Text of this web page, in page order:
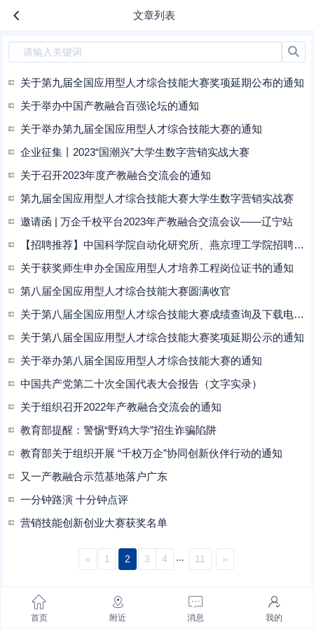
文章列表
关于第九届全国应用型人才综合技能大赛奖项延期公布的通知
关于举办中国产教融合百强论坛的通知
关于举办第九届全国应用型人才综合技能大赛的通知
企业征集丨2023“国潮兴”大学生数字营销实战大赛
关于召开2023年度产教融合交流会的通知
第九届全国应用型人才综合技能大赛大学生数字营销实战赛
邀请函 | 万企千校平台2023年产教融合交流会议——辽宁站
【招聘推荐】中国科学院自动化研究所、燕京理工学院招聘公告
关于获奖师生申办全国应用型人才培养工程岗位证书的通知
第八届全国应用型人才综合技能大赛圆满收官
关于第八届全国应用型人才综合技能大赛成绩查询及下载电子版获奖证书的通知
关于第八届全国应用型人才综合技能大赛奖项延期公示的通知
关于举办第八届全国应用型人才综合技能大赛的通知
中国共产党第二十次全国代表大会报告（文字实录）
关于组织召开2022年产教融合交流会的通知
教育部提醒：警惕“野鸡大学”招生诈骗陷阱
教育部关于组织开展 “千校万企”协同创新伙伴行动的通知
又一产教融合示范基地落户广东
一分钟路演 十分钟点评
营销技能创新创业大赛获奖名单
« 1 2 3 4 ... 11 »
首页 附近 消息 我的